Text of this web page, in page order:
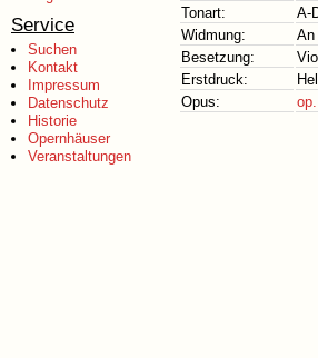
Service
Suchen
Kontakt
Impressum
Datenschutz
Historie
Opernhäuser
Veranstaltungen
Tonart:
A-
Widmung:
An
Besetzung:
Erstdruck:
Opus:
op.